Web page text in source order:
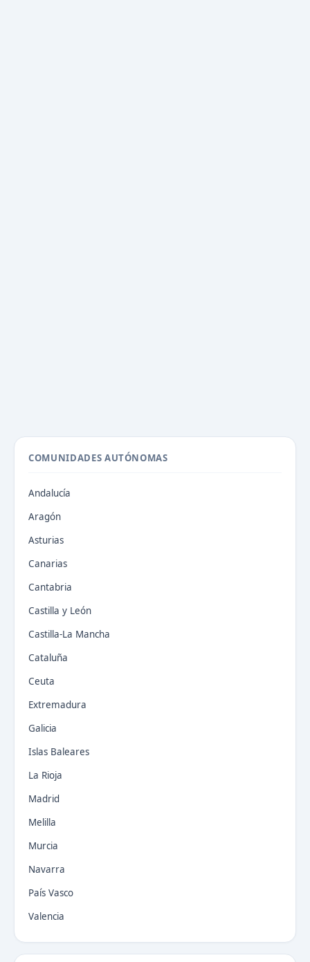
COMUNIDADES AUTÓNOMAS
Andalucía
Aragón
Asturias
Canarias
Cantabria
Castilla y León
Castilla-La Mancha
Cataluña
Ceuta
Extremadura
Galicia
Islas Baleares
La Rioja
Madrid
Melilla
Murcia
Navarra
País Vasco
Valencia